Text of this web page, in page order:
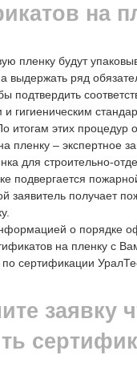
на
пленку будут
выдержать ряд
подтвердить
гигиеничеcким
итогам этих процедур
пленку – экспертное
для строительно-
подвергается
заявитель получает
о порядке
на пленку с
сертификации
заявку